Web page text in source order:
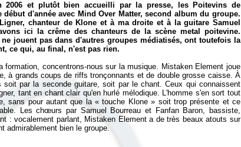
2006 et plutôt bien accueilli par la presse, les Poitevins de
début d'année avec Mind Over Matter, second album du groupe.
chanteur de Klone et à ma droite et à la guitare Samuel
ici la crême des chanteurs de la scène metal poitevine.
jouent pas dans d'autres groupes médiatisés, ont toutefois la
ce qui, au final, n'est pas rien.
concentrons-nous sur la musique. Mistaken Element joue
à grands coups de riffs tronçonnants et de double grosse caisse. À
soit par la seconde guitare, soit par le chant. Ceux qui connaissent
tant en chant clair qu'en hurlé mélodique. L'homme s'en sort tout
sans pour autant que la « touche Klone » soit trop présente et ce
Les chœurs par Samuel Bourreau et Fanfan Baron, bassiste,
: vocalement parlant, Mistaken Element a de très beaux atouts sur